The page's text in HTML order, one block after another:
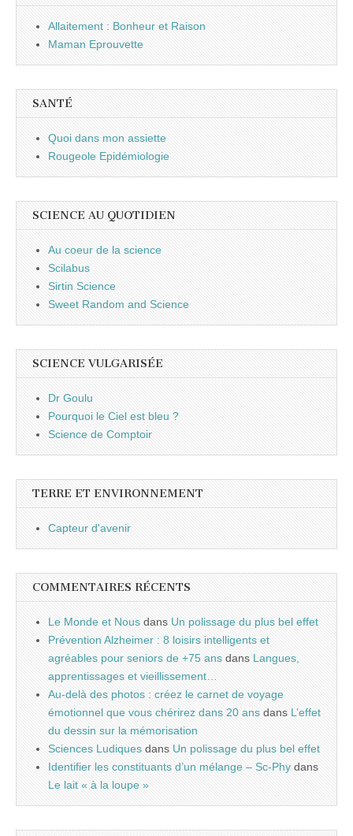
Allaitement : Bonheur et Raison
Maman Eprouvette
SANTÉ
Quoi dans mon assiette
Rougeole Epidémiologie
SCIENCE AU QUOTIDIEN
Au coeur de la science
Scilabus
Sirtin Science
Sweet Random and Science
SCIENCE VULGARISÉE
Dr Goulu
Pourquoi le Ciel est bleu ?
Science de Comptoir
TERRE ET ENVIRONNEMENT
Capteur d'avenir
COMMENTAIRES RÉCENTS
Le Monde et Nous dans Un polissage du plus bel effet
Prévention Alzheimer : 8 loisirs intelligents et
agréables pour seniors de +75 ans dans Langues,
apprentissages et vieillissement…
Au-delà des photos : créez le carnet de voyage
émotionnel que vous chérirez dans 20 ans dans L’effet
du dessin sur la mémorisation
Sciences Ludiques dans Un polissage du plus bel effet
Identifier les constituants d’un mélange – Sc-Phy dans
Le lait « à la loupe »